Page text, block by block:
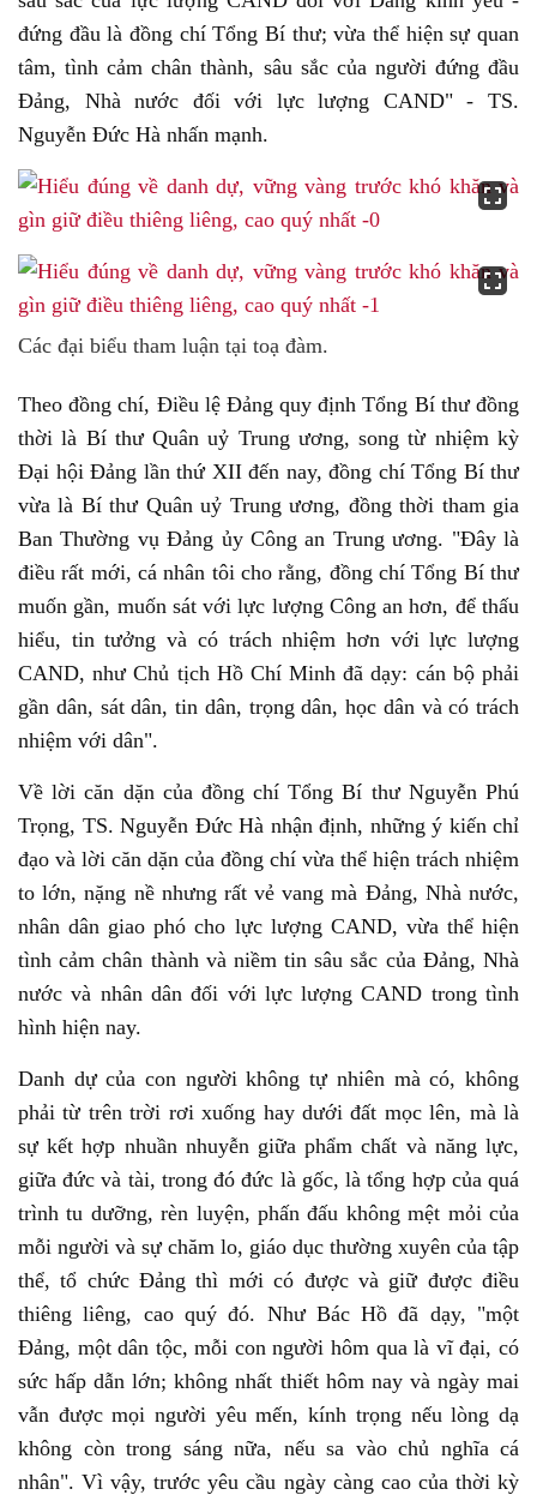
đứng đầu là đồng chí Tổng Bí thư; vừa thể hiện sự quan
tâm, tình cảm chân thành, sâu sắc của người đứng đầu
Đảng, Nhà nước đối với lực lượng CAND" - TS.
Nguyễn Đức Hà nhấn mạnh.
Các đại biểu tham luận tại toạ đàm.
Theo đồng chí, Điều lệ Đảng quy định Tổng Bí thư đồng
thời là Bí thư Quân uỷ Trung ương, song từ nhiệm kỳ
Đại hội Đảng lần thứ XII đến nay, đồng chí Tổng Bí thư
vừa là Bí thư Quân uỷ Trung ương, đồng thời tham gia
Ban Thường vụ Đảng ủy Công an Trung ương. "Đây là
điều rất mới, cá nhân tôi cho rằng, đồng chí Tổng Bí thư
muốn gần, muốn sát với lực lượng Công an hơn, để thấu
hiểu, tin tưởng và có trách nhiệm hơn với lực lượng
CAND, như Chủ tịch Hồ Chí Minh đã dạy: cán bộ phải
gần dân, sát dân, tin dân, trọng dân, học dân và có trách
nhiệm với dân".
Về lời căn dặn của đồng chí Tổng Bí thư Nguyễn Phú
Trọng, TS. Nguyễn Đức Hà nhận định, những ý kiến chỉ
đạo và lời căn dặn của đồng chí vừa thể hiện trách nhiệm
to lớn, nặng nề nhưng rất vẻ vang mà Đảng, Nhà nước,
nhân dân giao phó cho lực lượng CAND, vừa thể hiện
tình cảm chân thành và niềm tin sâu sắc của Đảng, Nhà
nước và nhân dân đối với lực lượng CAND trong tình
hình hiện nay.
Danh dự của con người không tự nhiên mà có, không
phải từ trên trời rơi xuống hay dưới đất mọc lên, mà là
sự kết hợp nhuần nhuyễn giữa phẩm chất và năng lực,
giữa đức và tài, trong đó đức là gốc, là tổng hợp của quá
trình tu dưỡng, rèn luyện, phấn đấu không mệt mỏi của
mỗi người và sự chăm lo, giáo dục thường xuyên của tập
thể, tổ chức Đảng thì mới có được và giữ được điều
thiêng liêng, cao quý đó. Như Bác Hồ đã dạy, "một
Đảng, một dân tộc, mỗi con người hôm qua là vĩ đại, có
sức hấp dẫn lớn; không nhất thiết hôm nay và ngày mai
vẫn được mọi người yêu mến, kính trọng nếu lòng dạ
không còn trong sáng nữa, nếu sa vào chủ nghĩa cá
nhân". Vì vậy, trước yêu cầu ngày càng cao của thời kỳ